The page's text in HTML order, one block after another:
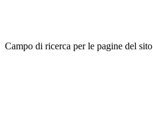
Campo di ricerca per le pagine del sito